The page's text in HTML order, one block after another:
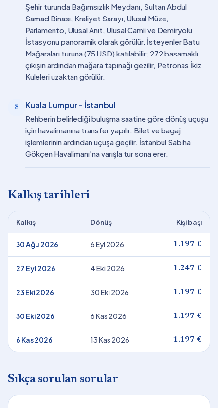
Şehir turunda Bağımsızlık Meydanı, Sultan Abdul
Samad Binası, Kraliyet Sarayı, Ulusal Müze,
Parlamento, Ulusal Anıt, Ulusal Camii ve Demiryolu
İstasyonu panoramik olarak görülür. İsteyenler Batu
Mağaraları turuna (75 USD) katılabilir; 272 basamaklı
çıkışın ardından mağara tapınağı gezilir, Petronas İkiz
Kuleleri uzaktan görülür.
8 Kuala Lumpur - İstanbul
Rehberin belirlediği buluşma saatine göre dönüş uçuşu
için havalimanına transfer yapılır. Bilet ve bagaj
işlemlerinin ardından uçuşa geçilir. İstanbul Sabiha
Gökçen Havalimanı'na varışla tur sona erer.
Kalkış tarihleri
Kalkış Dönüş Kişi başı
30 Ağu 2026 6 Eyl 2026 1.197 €
27 Eyl 2026 4 Eki 2026 1.247 €
23 Eki 2026 30 Eki 2026 1.197 €
30 Eki 2026 6 Kas 2026 1.197 €
6 Kas 2026 13 Kas 2026 1.197 €
Sıkça sorulan sorular